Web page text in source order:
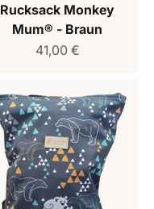
Rucksack Monkey
Mum® - Braun
Verkaufspreis
41,00 €